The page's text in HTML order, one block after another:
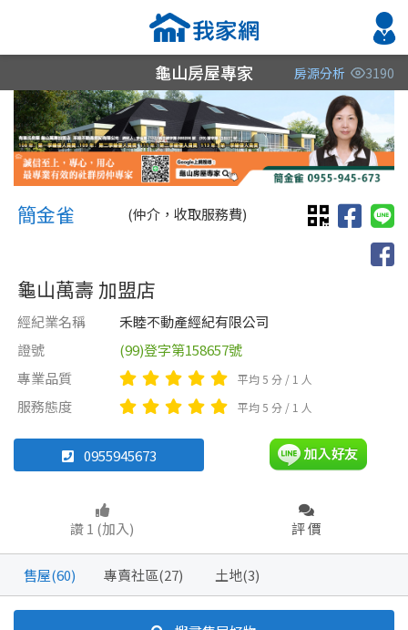
縣市
不限
新竹縣
區域
不限
不拘 公寓 電梯大樓
透天厝 樓中樓 工廠
不拘
20坪以下
20~30 坪 30~40 坪
縣市
不限
區域
不限
縣市
不限
區域
不限
不拘 整層住家 獨立套房
雅房 其他住宅 頂讓
車位
龜山房屋專家 房源分析 3190
簡金雀 簡金雀
簡金雀 (仲介，收取服務費)
龜山萬壽 加盟店
經紀業名稱
禾睦不動產經紀有限公司
證號
(99)登字第158657號
專業品質
平均 5 分 / 1 人
服務態度 平均 5 分 / 1 人
0955945673
讚 1 (加入) 評 價
售屋(60) 專賣社區(27) 土地(3)